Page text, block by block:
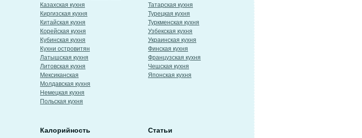
Казахская кухня
Киргизская кухня
Китайская кухня
Корейская кухня
Кубинская кухня
Кухни островитян
Латышская кухня
Литовская кухня
Мексиканская
Молдавская кухня
Немецкая кухня
Польская кухня
Татарская кухня
Турецкая кухня
Туркменская кухня
Узбекская кухня
Украинская кухня
Финская кухня
Французская кухня
Чешская кухня
Японская кухня
Калорийность Статьи